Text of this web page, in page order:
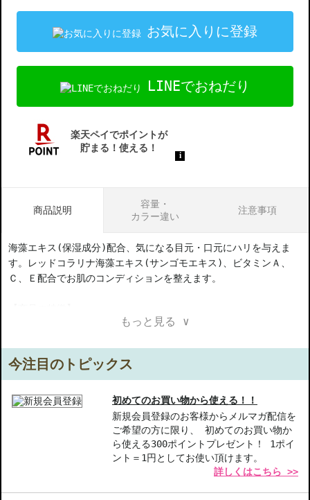
お気に入りに登録
LINEでおねだり
商品説明
容量・
カラー違い
注意事項
海藻エキス(保湿成分)配合、気になる目元・口元にハリを与えま
す。レッドコラリナ海藻エキス(サンゴモエキス)、ビタミンＡ、
Ｃ、Ｅ配合でお肌のコンディションを整えます。
保湿成分配合-海藻エキスがしっかりと潤いを与え、ハリ感を与え
ビタミン配合-ビタミンA、C、Eが肌のコンディションを整え、明る
さを引き出します。
アできる点が魅力です。
【こんな方へおすすめ】
年齢を感じる目元や口元に悩む方
ハリや潤いを求める敏感肌の方
商品番号：17310065
もっと見る ∨
今注目のトピックス
初めてのお買い物から使える！！
新規会員登録のお客様からメルマガ配信を
ご希望の方に限り、 初めてのお買い物か
ら使える300ポイントプレゼント！ 1ポイ
ント＝1円としてお使い頂けます。
詳しくはこちら >>